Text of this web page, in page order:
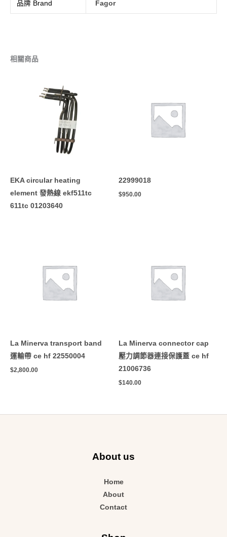
品牌 Brand Fagor
相關商品
EKA circular heating
element 發熱線 ekf511tc
611tc 01203640
22999018
$950.00
La Minerva transport band
運輸帶 ce hf 22550004
$2,800.00
La Minerva connector cap
壓力調節器連接保護蓋 ce hf
21006736
$140.00
About us
Home
About
Contact